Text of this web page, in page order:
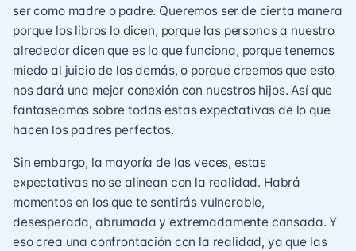
ser como madre o padre. Queremos ser de cierta manera
porque los libros lo dicen, porque las personas a nuestro
alrededor dicen que es lo que funciona, porque tenemos
miedo al juicio de los demás, o porque creemos que esto
nos dará una mejor conexión con nuestros hijos. Así que
fantaseamos sobre todas estas expectativas de lo que
hacen los padres perfectos.
Sin embargo, la mayoría de las veces, estas
expectativas no se alinean con la realidad. Habrá
momentos en los que te sentirás vulnerable,
desesperada, abrumada y extremadamente cansada. Y
eso crea una confrontación con la realidad, ya que las